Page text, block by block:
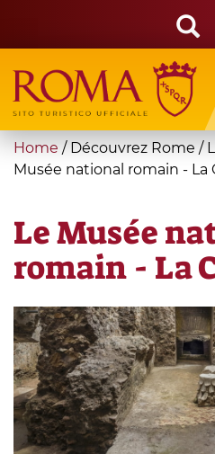
main
content
Search
form
Recherche
You
are
Home / Découvrez Rome /
Musée national romain - La
Le Musée
romain - La